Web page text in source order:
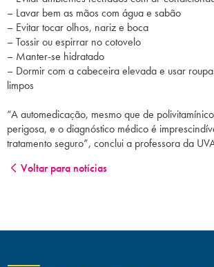
– Lavar bem as mãos com água e sabão
– Evitar tocar olhos, nariz e boca
– Tossir ou espirrar no cotovelo
– Manter-se hidratado
– Dormir com a cabeceira elevada e usar
limpos
“A automedicação, mesmo que de
perigosa, e o diagnóstico médico é
tratamento seguro”, conclui a professora da
Voltar para notícias